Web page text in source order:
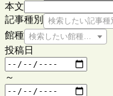
本文
記事種別
検索したい記事
館種 検索したい館種を選択
投稿日
～